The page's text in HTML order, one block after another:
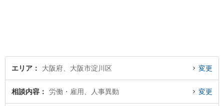
エリア 大阪府、大阪市淀川区 変更
相談内容 労働・雇用、人事異動 変更